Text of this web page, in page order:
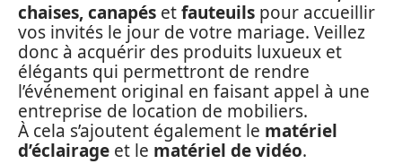
chaises, canapés etfauteuils pour accueillir
vos invités le jour de votre mariage. Veillez
donc à acquérir des produits luxueux et
élégants qui permettront de rendre
l’événement original en faisant appel à une
entreprise de location de mobiliers.
À cela s’ajoutent également le matériel
d’éclairage et le matériel de vidéo.